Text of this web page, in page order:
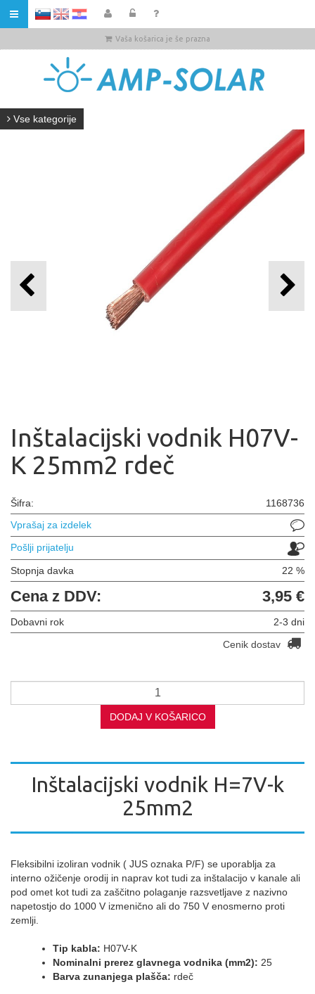
HR
Vaša košarica je še prazna
Vse kategorije
Inštalacijski vodnik H07V-
K 25mm2 rdeč
Šifra:
1168736
Vprašaj za izdelek
Pošlji prijatelju
Stopnja davka 22 %
Cena z DDV: 3,95 €
Dobavni rok
2-3 dni
Cenik dostav
DODAJ V KOŠARICO
Inštalacijski vodnik H=7V-k
25mm2
Fleksibilni izoliran vodnik ( JUS oznaka P/F) se uporablja za
interno ožičenje orodij in naprav kot tudi za inštalacijo v kanale ali
pod omet kot tudi za zaščitno polaganje razsvetljave z nazivno
napetostjo do 1000 V izmenično ali do 750 V enosmerno proti
zemlji.
Tip kabla: H07V-K
Nominalni prerez glavnega vodnika (mm2): 25
Barva zunanjega plašča: rdeč